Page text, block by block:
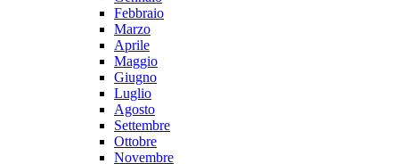
Febbraio
Marzo
Aprile
Maggio
Giugno
Luglio
Agosto
Settembre
Ottobre
Novembre